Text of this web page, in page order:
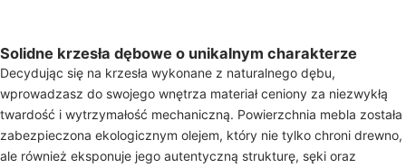
Solidne krzesła dębowe o unikalnym charakterze
Decydując się na krzesła wykonane z naturalnego dębu,
wprowadzasz do swojego wnętrza materiał ceniony za niezwykłą
twardość i wytrzymałość mechaniczną. Powierzchnia mebla została
zabezpieczona ekologicznym olejem, który nie tylko chroni drewno,
ale również eksponuje jego autentyczną strukturę, sęki oraz